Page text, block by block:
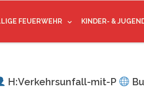
FEUERWEHR KINDER- &
H:Verkehrsunfall-mit-P